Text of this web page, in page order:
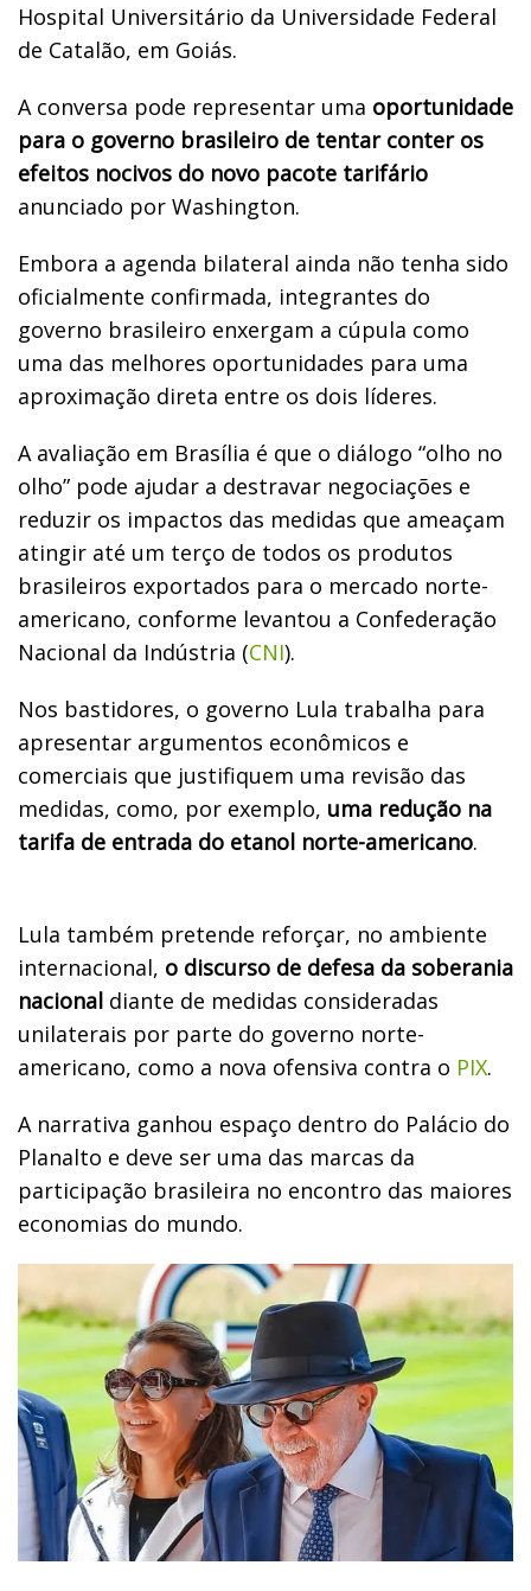
Hospital Universitário da Universidade Federal
de Catalão, em Goiás.
A conversa pode representar uma oportunidade
para o governo brasileiro de tentar conter os
efeitos nocivos do novo pacote tarifário
anunciado por Washington.
Embora a agenda bilateral ainda não tenha sido
oficialmente confirmada, integrantes do
governo brasileiro enxergam a cúpula como
uma das melhores oportunidades para uma
aproximação direta entre os dois líderes.
A avaliação em Brasília é que o diálogo “olho no
olho” pode ajudar a destravar negociações e
reduzir os impactos das medidas que ameaçam
atingir até um terço de todos os produtos
brasileiros exportados para o mercado norte-
americano, conforme levantou a Confederação
Nacional da Indústria (CNI).
Nos bastidores, o governo Lula trabalha para
apresentar argumentos econômicos e
comerciais que justifiquem uma revisão das
medidas, como, por exemplo, uma redução na
tarifa de entrada do etanol norte-americano.
Lula também pretende reforçar, no ambiente
internacional, o discurso de defesa da soberania
nacional diante de medidas consideradas
unilaterais por parte do governo norte-
americano, como a nova ofensiva contra o PIX.
A narrativa ganhou espaço dentro do Palácio do
Planalto e deve ser uma das marcas da
participação brasileira no encontro das maiores
economias do mundo.